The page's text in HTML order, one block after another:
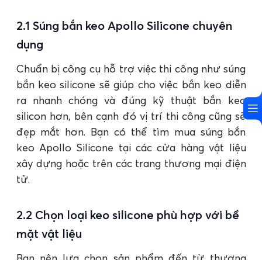
2.1 Súng bắn keo Apollo Silicone chuyên
dụng
Chuẩn bị công cụ hỗ trợ việc thi công như súng
bắn keo silicone sẽ giúp cho việc bắn keo diễn
ra nhanh chóng và đúng kỹ thuật bắn keo
silicon hơn, bên cạnh đó vị trí thi công cũng sẽ
đẹp mắt hơn. Bạn có thể tìm mua súng bắn
keo Apollo Silicone tại các cửa hàng vật liệu
xây dựng hoặc trên các trang thương mại điện
tử.
2.2 Chọn loại keo silicone phù hợp với bề
mặt vật liệu